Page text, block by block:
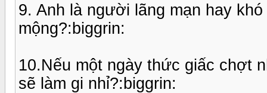
9. Anh là người lãng mạn hay
mộng?:biggrin:
10.Nếu một ngày thức giấc chợt
sẽ làm gi nhỉ?:biggrin: